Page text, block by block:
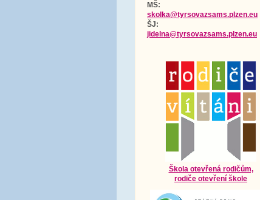
MŠ:
skolka@tyrsovazsams.plzen.eu
ŠJ:
jidelna@tyrsovazsams.plzen.eu
Škola otevřená rodičům,
rodiče otevření škole